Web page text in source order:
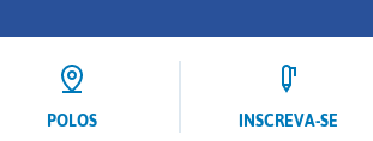
POLOS INSCREVA-SE